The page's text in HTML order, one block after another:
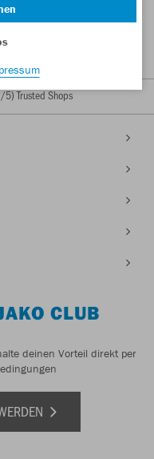
/5) Trusted Shops
CLUB
deinen Vorteil direkt per